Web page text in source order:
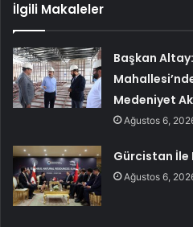
İlgili Makaleler
Başkan
Medeniyet
Ağustos 6,
Gürcistan İle
Ağustos 6,